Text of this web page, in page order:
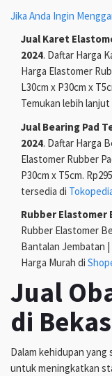
Jika Anda Ingin
Jual Karet
2024. Daftar Harga
Harga Elastomer
L30cm x P30cm x
Temukan lebih lanjut
Jual Bearing Pad
2024. Daftar Harga
Elastomer Rubber
P30cm x T5cm.
tersedia di
Rubber Elastomer
Rubber Elastomer
Bantalan Jembatan
Harga Murah di
Jual
di
Dalam kehidupan yang
untuk meningkatkan